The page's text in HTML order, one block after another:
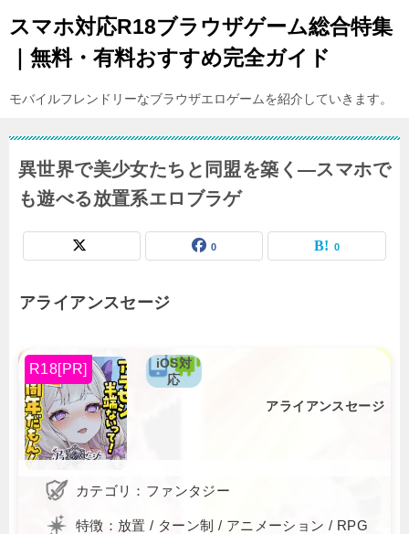
スマホ対応R18ブラウザゲーム総合特集
｜無料・有料おすすめ完全ガイド
モバイルフレンドリーなブラウザエロゲームを紹介していきます。
異世界で美少女たちと同盟を築く―スマホで
も遊べる放置系エロブラゲ
0 0
アライアンスセージ
アライアンスセージ
R18[PR]
iOS対
応
カテゴリ：ファンタジー
特徴：放置 / ターン制 / アニメーション / RPG